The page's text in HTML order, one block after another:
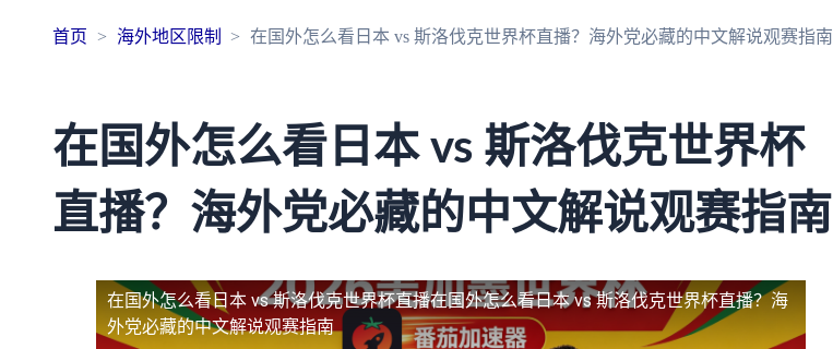
首页 海外地区限制 在国外怎么看日本 vs 斯洛伐克世界杯直播？海外党必藏的中文解说观赛指南
在国外怎么看日本 vs 斯洛伐克世界杯
直播？海外党必藏的中文解说观赛指南
在国外怎么看日本 vs 斯洛伐克世界杯直播在国外怎么看日本 vs 斯洛伐克世界杯直播？海
外党必藏的中文解说观赛指南